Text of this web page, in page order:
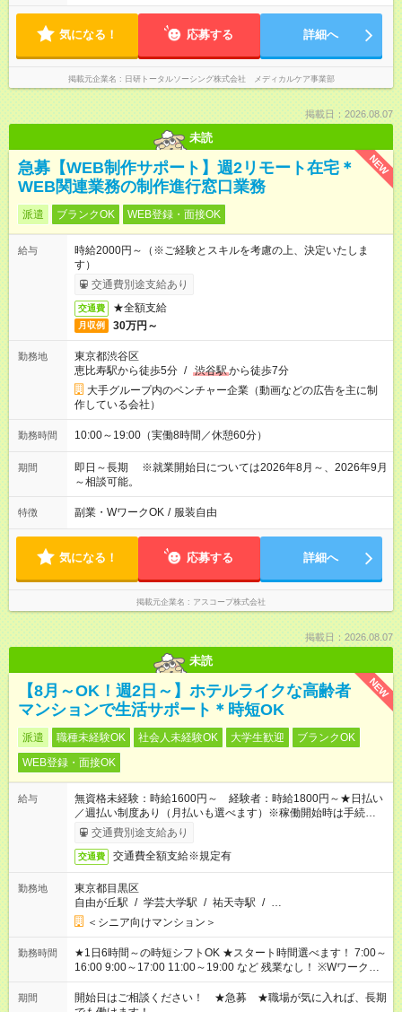
気になる！ 応募する 詳細へ
掲載元企業名 日研トータルソーシング株式会社 メディカルケア事業部
掲載日：2026.08.07
未読
NEW
急募【WEB制作サポート】週2リモート在宅＊
WEB関連業務の制作進行窓口業務
派遣 ブランクOK WEB登録・面接OK
給与
時給2000円～（※ご経験とスキルを考慮の上、決定いたしま
す）
交通費別途支給あり
交通費 ★全額支給
月収例 30万円～
勤務地
東京都渋谷区
恵比寿駅から徒歩5分 / 渋谷駅から徒歩7分
大手グループ内のベンチャー企業（動画などの広告を主に制
作している会社）
勤務時間 10:00～19:00（実働8時間／休憩60分）
期間
即日～長期 ※就業開始日については2026年8月～、2026年9月
～相談可能。
特徴 副業・WワークOK / 服装自由
気になる！ 応募する 詳細へ
掲載元企業名 アスコープ株式会社
掲載日：2026.08.07
未読
NEW
【8月～OK！週2日～】ホテルライクな高齢者
マンションで生活サポート＊時短OK
派遣 職種未経験OK 社会人未経験OK 大学生歓迎
ブランクOK
WEB登録・面接OK
給与
無資格未経験：時給1600円～ 経験者：時給1800円～★日払い
／週払い制度あり（月払いも選べます）※稼働開始時は手続き完
了次第のお支払いとなります。
交通費別途支給あり
交通費 交通費全額支給※規定有
勤務地
東京都目黒区
自由が丘駅 / 学芸大学駅 / 祐天寺駅 / …
＜シニア向けマンション＞
勤務時間
★1日6時間～の時短シフトOK ★スタート時間選べます！ 7:00～
16:00 9:00～17:00 11:00～19:00 など 残業なし！ ※Wワークの
場合、他のお仕事と合わせ週40時間超の就業はご案内できませ
ん ※法令に基づき、週20時間以上勤務は社会保険への加入対象
期間
開始日はご相談ください！ ★急募 ★職場が気に入れば、長期